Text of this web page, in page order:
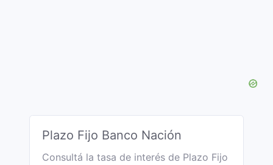
Plazo Fijo Banco Nación
Consultá la tasa de interés de Plazo Fijo